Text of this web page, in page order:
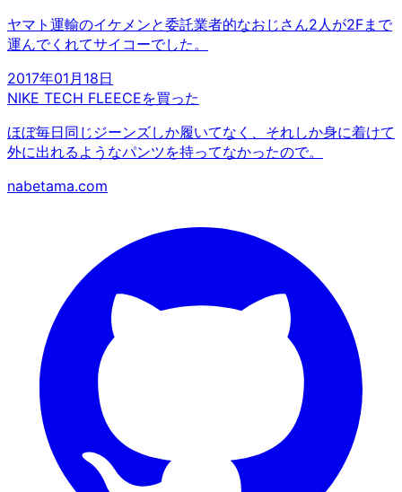
ヤマト運輸のイケメンと委託業者的なおじさん2人が2Fまで
運んでくれてサイコーでした。
2017年01月18日
NIKE TECH FLEECEを買った
ほぼ毎日同じジーンズしか履いてなく、それしか身に着けて
外に出れるようなパンツを持ってなかったので。
nabetama.com